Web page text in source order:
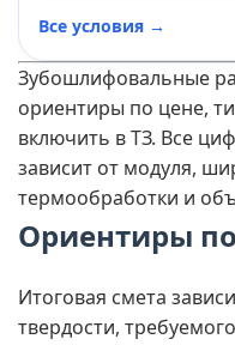
Все условия →
Зубошлифовальные
ориентиры по цене,
включить в ТЗ. Все
зависит от модуля,
термообработки и
Ориентиры
Итоговая смета
твердости,